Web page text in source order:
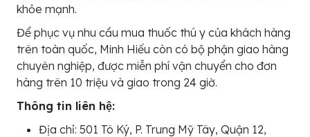
khỏe mạnh.
Để phục vụ nhu cầu mua thuốc thú y của khách hàng
trên toàn quốc, Minh Hiếu còn có bộ phận giao hàng
chuyên nghiệp, được miễn phí vận chuyển cho đơn
hàng trên 10 triệu và giao trong 24 giờ.
Thông tin liên hệ:
Địa chỉ: 501 Tô Ký, P. Trung Mỹ Tây, Quận 12,